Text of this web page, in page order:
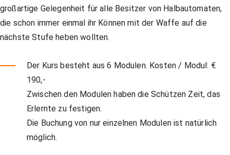
großartige Gelegenheit für alle Besitzer von Halbautomaten,
die schon immer einmal ihr Können mit der Waffe auf die
nächste Stufe heben wollten.
Der Kurs besteht aus 6 Modulen. Kosten / Modul: €
190,-
Zwischen den Modulen haben die Schützen Zeit, das
Erlernte zu festigen.
Die Buchung von nur einzelnen Modulen ist natürlich
möglich.